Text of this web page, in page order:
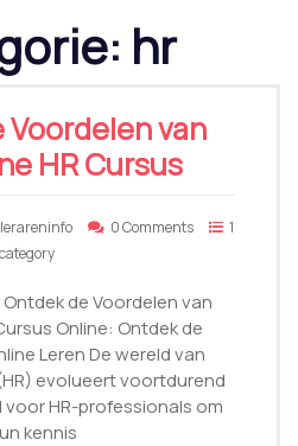
hr
van
HR Cursus
lerareninfo 0 Comments
1
category
de Voordelen van
Online: Ontdek de
Leren De wereld van
evolueert voortdurend
HR-professionals om
kennis